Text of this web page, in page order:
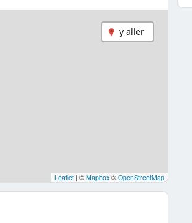
y aller
Leaflet | © Mapbox © OpenStreetMap